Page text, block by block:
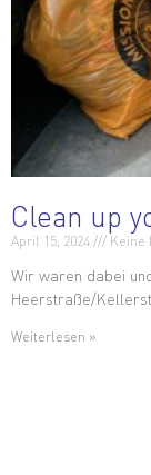
Clean up
April 15, 2024 Keine
Wir waren dabei
Heerstraße/
Weiterlesen »